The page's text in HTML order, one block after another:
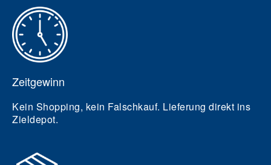
Zeitgewinn
Kein Shopping, kein Falschkauf. Lieferung direkt ins
Zieldepot.